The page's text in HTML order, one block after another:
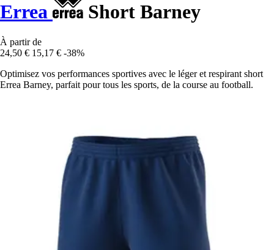
Errea Short Barney
À partir de
24,50 € 15,17 € -38%
Optimisez vos performances sportives avec le léger et respirant short
Errea Barney, parfait pour tous les sports, de la course au football.